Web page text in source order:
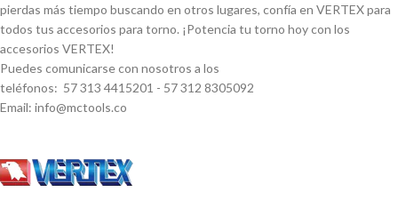
pierdas más tiempo buscando en otros lugares, confí­a en VERTEX para
todos tus accesorios para torno. ¡Potencia tu torno hoy con los
accesorios VERTEX!
Puedes comunicarse con nosotros a los
teléfonos: 57 313 4415201 - 57 312 8305092
Email: info@mctools.co